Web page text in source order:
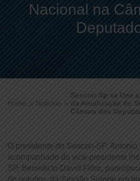
Nacional na
Home Notícias
Sescon-Sp se Une
da Atualização do
Câmara dos
O presidente do Sescon-SP,
acompanhado do vice-presidente
SP, Benedicto David Filho,
de outubro, da Sessão Solene em